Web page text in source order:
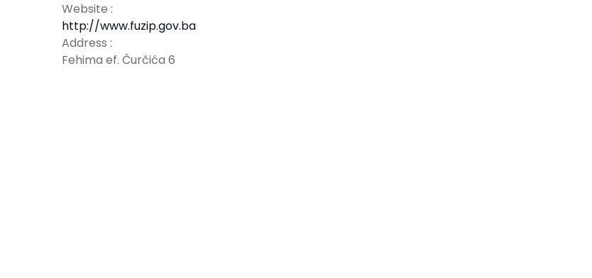
Website :
http://www.fuzip.gov.ba
Address :
Fehima ef. Čurčića 6